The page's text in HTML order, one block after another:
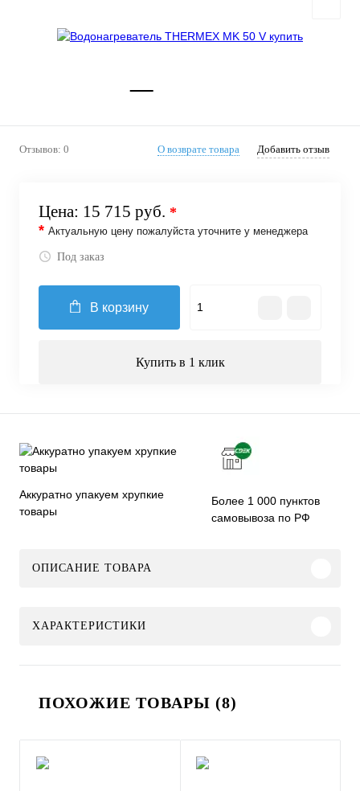
Отзывов: 0 О возврате товара Добавить отзыв
Цена: 15 715 руб. *
* Актуальную цену пожалуйста уточните у менеджера
Под заказ
В корзину
Купить в 1 клик
Аккуратно упакуем хрупкие
товары
Более 1 000 пунктов
самовывоза по РФ
ОПИСАНИЕ ТОВАРА
ХАРАКТЕРИСТИКИ
ПОХОЖИЕ ТОВАРЫ (8)